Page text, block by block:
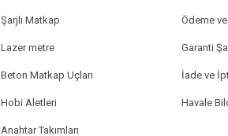
Şarjlı Matkap
Lazer metre
Beton Matkap Uçları
Hobi Aletleri
Anahtar Takımları
Ödeme
Garanti
İade ve
Havale